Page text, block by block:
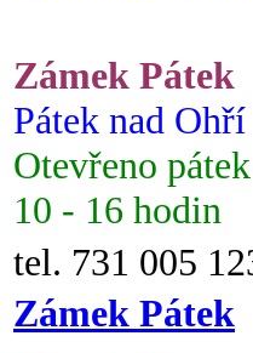
Zámek Pátek
Pátek nad Ohří
Otevřeno
10 - 16 hodin
tel. 731 005
Zámek Pátek